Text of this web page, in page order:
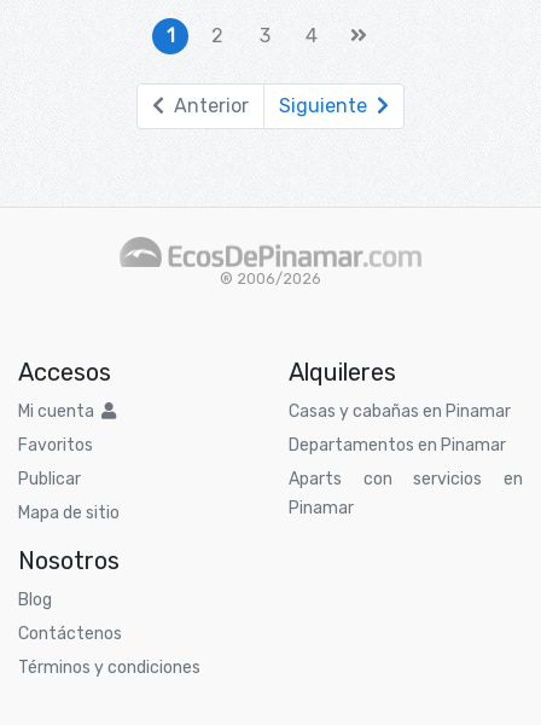
1 2 3 4
Anterior Siguiente
® 2006/2026
Accesos
Mi cuenta
Favoritos
Publicar
Mapa de sitio
Alquileres
Casas y cabañas en Pinamar
Departamentos en Pinamar
Aparts con servicios en
Pinamar
Nosotros
Blog
Contáctenos
Términos y condiciones